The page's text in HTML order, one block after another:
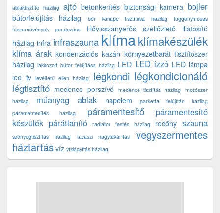
ablaktisztító házilag ajtó betonkerítés biztonsági kamera bojler
bútorfelújítás házilag bőr kanapé tisztítása házilag
függönymosás
fűszernövények gondozása
Hővisszanyerős szellőztető
illatosító
házilag infra infraszauna klímaklímakészülék
klíma árak kondenzációs kazán környezetbarát tisztítószer
házilag lakkozott bútor felújítása házilag LED LED izzó LED lámpa
led tv levéltetű ellen házilag légkondi légkondicionáló
légtisztító medence porszívó medence tisztítás házilag
mosószer
házilag
műanyag ablak napelem
parketta felújítás házilag
páramentesítés házilag
páramentesítő
páramentesítő
készülék párátlanító radiátor festés házilag redőny szauna
szőnyegtisztítás házilag tavaszi nagytakarítás
vegyszermentes
háztartás víz vízlágyítás házilag